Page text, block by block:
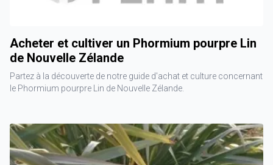
Acheter et cultiver un Phormium pourpre Lin
de Nouvelle Zélande
Partez à la découverte de notre guide d'achat et culture concernant
le Phormium pourpre Lin de Nouvelle Zélande.